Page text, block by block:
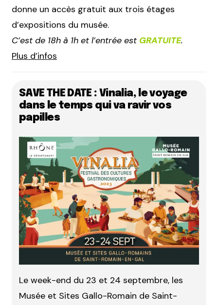
donne un accès gratuit aux trois étages
d’expositions du musée.
C’est de 18h à 1h et l’entrée est GRATUITE.
Plus d’infos
SAVE THE DATE : Vinalia, le voyage
dans le temps qui va ravir vos
papilles
Le week-end du 23 et 24 septembre, les
Musée et Sites Gallo-Romain de Saint-